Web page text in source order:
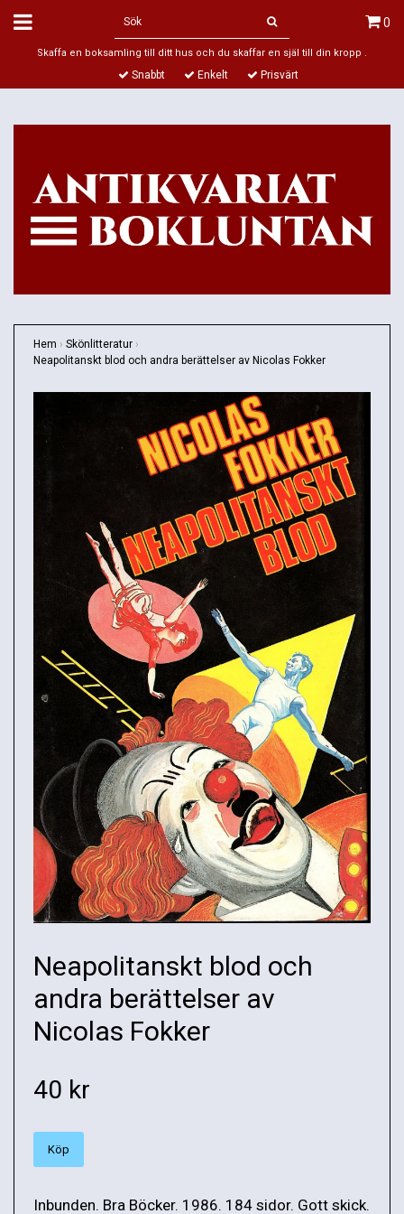
0
Skaffa en boksamling till ditt hus och du skaffar en själ till din kropp .
Snabbt Enkelt Prisvärt
Hem › Skönlitteratur ›
Neapolitanskt blod och andra berättelser av Nicolas Fokker
Neapolitanskt blod och
andra berättelser av
Nicolas Fokker
40 kr
Köp
Inbunden. Bra Böcker. 1986. 184 sidor. Gott skick.